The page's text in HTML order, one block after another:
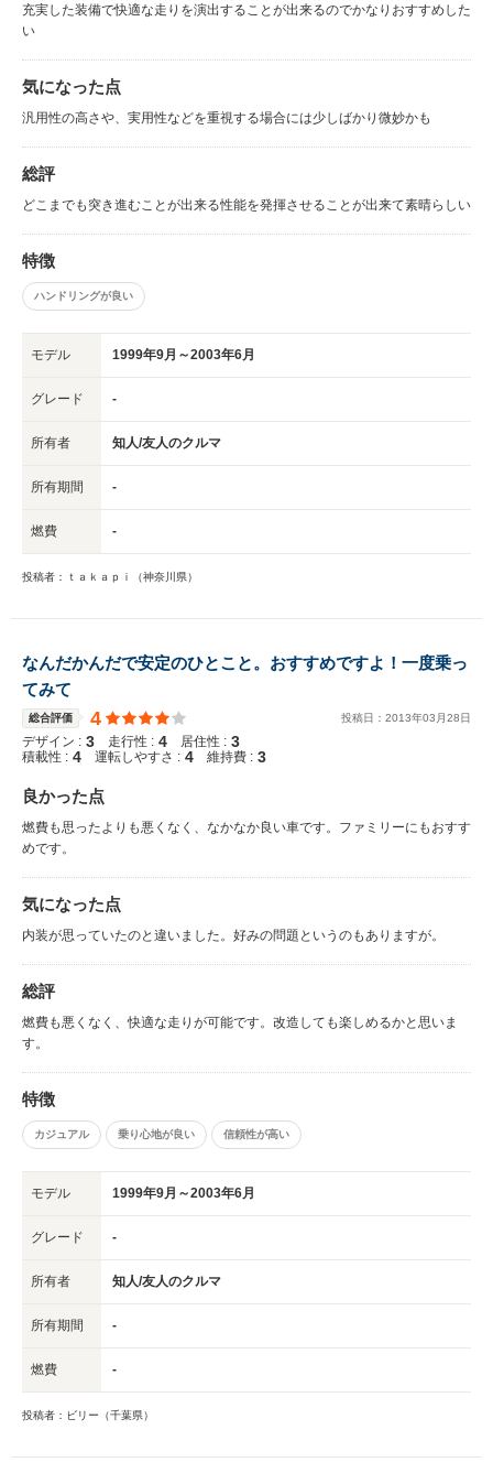
充実した装備で快適な走りを演出することが出来るのでかなりおすすめした
い
気になった点
汎用性の高さや、実用性などを重視する場合には少しばかり微妙かも
総評
どこまでも突き進むことが出来る性能を発揮させることが出来て素晴らしい
特徴
ハンドリングが良い
モデル 1999年9月～2003年6月
グレード -
所有者 知人/友人のクルマ
所有期間 -
燃費 -
投稿者：ｔａｋａｐｉ（神奈川県）
なんだかんだで安定のひとこと。おすすめですよ！一度乗っ
てみて
総合評価 4 投稿日： 2013年03 月28日
デザイン : 3 走行性 : 4 居住性 : 3
積載性 : 4 運転しやすさ : 4 維持費 : 3
良かった点
燃費も思ったよりも悪くなく、なかなか良い車です。ファミリーにもおすす
めです。
気になった点
内装が思っていたのと違いました。好みの問題というのもありますが。
総評
燃費も悪くなく、快適な走りが可能です。改造しても楽しめるかと思いま
す。
特徴
カジュアル 乗り心地が良い 信頼性が高い
モデル 1999年9月～2003年6月
グレード -
所有者 知人/友人のクルマ
所有期間 -
燃費 -
投稿者：ビリー（千葉県）